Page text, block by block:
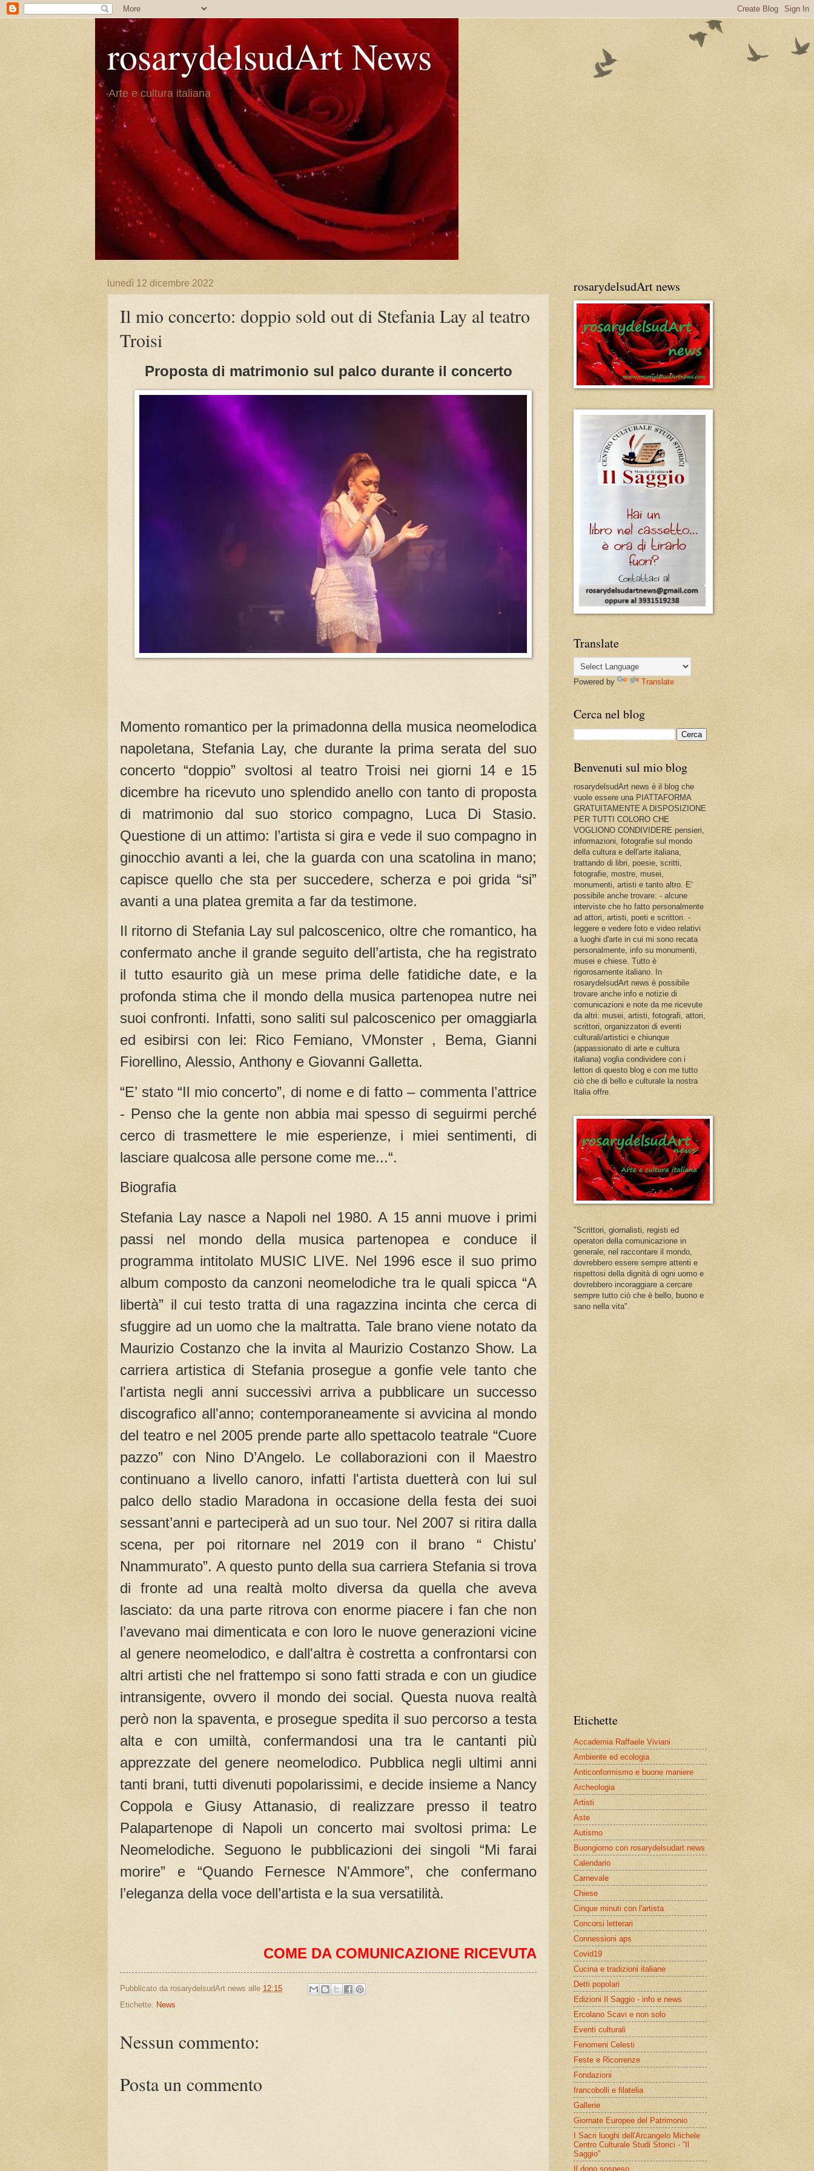
rosarydelsudArt News
Arte e cultura italiana
lunedì 12 dicembre 2022
Il mio concerto: doppio sold out di Stefania Lay al teatro
Troisi
Proposta di matrimonio sul palco durante il concerto
Momento romantico per la primadonna della musica neomelodica
napoletana, Stefania Lay, che durante la prima serata del suo
concerto “doppio” svoltosi al teatro Troisi nei giorni 14 e 15
dicembre ha ricevuto uno splendido anello con tanto di proposta
di matrimonio dal suo storico compagno, Luca Di Stasio.
Questione di un attimo: l’artista si gira e vede il suo compagno in
ginocchio avanti a lei, che la guarda con una scatolina in mano;
capisce quello che sta per succedere, scherza e poi grida “si”
avanti a una platea gremita a far da testimone.
Il ritorno di Stefania Lay sul palcoscenico, oltre che romantico, ha
confermato anche il grande seguito dell’artista, che ha registrato
il tutto esaurito già un mese prima delle fatidiche date, e la
profonda stima che il mondo della musica partenopea nutre nei
suoi confronti. Infatti, sono saliti sul palcoscenico per omaggiarla
ed esibirsi con lei: Rico Femiano, VMonster , Bema, Gianni
Fiorellino, Alessio, Anthony e Giovanni Galletta.
“E’ stato “Il mio concerto”, di nome e di fatto – commenta l’attrice
- Penso che la gente non abbia mai spesso di seguirmi perché
cerco di trasmettere le mie esperienze, i miei sentimenti, di
lasciare qualcosa alle persone come me...“.
Biografia
Stefania Lay nasce a Napoli nel 1980. A 15 anni muove i primi
passi nel mondo della musica partenopea e conduce il
programma intitolato MUSIC LIVE. Nel 1996 esce il suo primo
album composto da canzoni neomelodiche tra le quali spicca “A
libertà” il cui testo tratta di una ragazzina incinta che cerca di
sfuggire ad un uomo che la maltratta. Tale brano viene notato da
Maurizio Costanzo che la invita al Maurizio Costanzo Show. La
carriera artistica di Stefania prosegue a gonfie vele tanto che
l'artista negli anni successivi arriva a pubblicare un successo
discografico all'anno; contemporaneamente si avvicina al mondo
del teatro e nel 2005 prende parte allo spettacolo teatrale “Cuore
pazzo” con Nino D’Angelo. Le collaborazioni con il Maestro
continuano a livello canoro, infatti l'artista duetterà con lui sul
palco dello stadio Maradona in occasione della festa dei suoi
sessant’anni e parteciperà ad un suo tour. Nel 2007 si ritira dalla
scena, per poi ritornare nel 2019 con il brano “ Chistu'
Nnammurato”. A questo punto della sua carriera Stefania si trova
di fronte ad una realtà molto diversa da quella che aveva
lasciato: da una parte ritrova con enorme piacere i fan che non
l’avevano mai dimenticata e con loro le nuove generazioni vicine
al genere neomelodico, e dall'altra è costretta a confrontarsi con
altri artisti che nel frattempo si sono fatti strada e con un giudice
intransigente, ovvero il mondo dei social. Questa nuova realtà
però non la spaventa, e prosegue spedita il suo percorso a testa
alta e con umiltà, confermandosi una tra le cantanti più
apprezzate del genere neomelodico. Pubblica negli ultimi anni
tanti brani, tutti divenuti popolarissimi, e decide insieme a Nancy
Coppola e Giusy Attanasio, di realizzare presso il teatro
Palapartenope di Napoli un concerto mai svoltosi prima: Le
Neomelodiche. Seguono le pubblicazioni dei singoli “Mi farai
morire” e “Quando Fernesce N'Ammore”, che confermano
l’eleganza della voce dell’artista e la sua versatilità.
COME DA COMUNICAZIONE RICEVUTA
Pubblicato da rosarydelsudArt news alle 12:15
Etichette: News
Nessun commento:
Posta un commento
rosarydelsudArt news
Translate
Powered by Translate
Cerca nel blog
Benvenuti sul mio blog
rosarydelsudArt news è il blog che
vuole essere una PIATTAFORMA
GRATUITAMENTE A DISPOSIZIONE
PER TUTTI COLORO CHE
VOGLIONO CONDIVIDERE pensieri,
informazioni, fotografie sul mondo
della cultura e dell'arte italiana,
trattando di libri, poesie, scritti,
fotografie, mostre, musei,
monumenti, artisti e tanto altro. E'
possibile anche trovare: - alcune
interviste che ho fatto personalmente
ad attori, artisti, poeti e scrittori. -
leggere e vedere foto e video relativi
a luoghi d'arte in cui mi sono recata
personalmente, info su monumenti,
musei e chiese. Tutto è
rigorosamente italiano. In
rosarydelsudArt news è possibile
trovare anche info e notizie di
comunicazioni e note da me ricevute
da altri: musei, artisti, fotografi, attori,
scrittori, organizzatori di eventi
culturali/artistici e chiunque
(appassionato di arte e cultura
italiana) voglia condividere con i
lettori di questo blog e con me tutto
ciò che di bello e culturale la nostra
Italia offre.
"Scrittori, giornalisti, registi ed
operatori della comunicazione in
generale, nel raccontare il mondo,
dovrebbero essere sempre attenti e
rispettosi della dignità di ogni uomo e
dovrebbero incoraggiare a cercare
sempre tutto ciò che è bello, buono e
sano nella vita".
Etichette
Accademia Raffaele Viviani
Ambiente ed ecologia
Anticonformismo e buone maniere
Archeologia
Artisti
Aste
Autismo
Buongiorno con rosarydelsudart news
Calendario
Carnevale
Chiese
Cinque minuti con l'artista
Concorsi letterari
Connessioni aps
Covid19
Cucina e tradizioni italiane
Detti popolari
Edizioni Il Saggio - info e news
Ercolano Scavi e non solo
Eventi culturali
Fenomeni Celesti
Feste e Ricorrenze
Fondazioni
francobolli e filatelia
Gallerie
Giornate Europee del Patrimonio
I Sacri luoghi dell'Arcangelo Michele
Centro Culturale Studi Storici - “Il
Saggio”
Il dono sospeso